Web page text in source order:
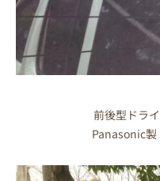
前後型ドラ
Panasonic製